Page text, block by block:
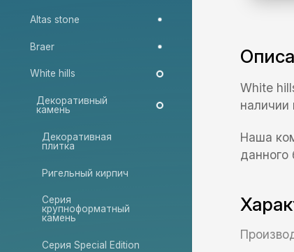
White
наличии
Наша
данного
Altas stone
Braer
White hills
Декоративный
камень
Декоративная
плитка
Ригельный кирпич
Серия
крупноформатный
камень
Серия Special Edition